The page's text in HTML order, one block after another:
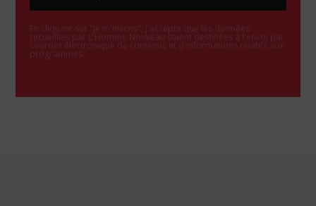
En cliquant sur "Je m'inscris", j'accepte que les données
recueillies par L'Homme Nouveau soient destinées à l'envoi par
courrier électronique de contenus et d'informations relatifs aux
programmes.